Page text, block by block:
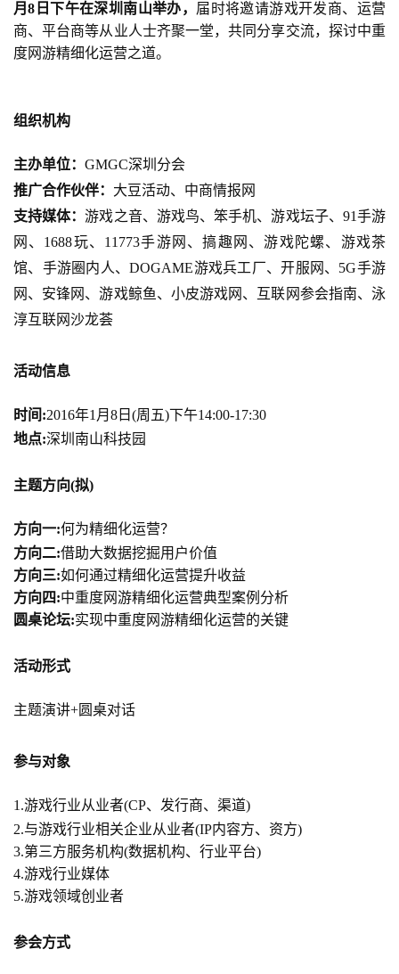
2
0
2
十
三
届
金
茶
奖
7
月
3
日
茶
对
接
会
上
中
中
国
月8日下午在深圳南山举办， 届时将邀请游戏开发商、运营
商、平台商等从业人士齐聚一堂，共同分享交流，探讨中重
度网游精细化运营之道。
组织机构
主办单位： GMGC深圳分会
推广合作伙伴： 大豆活动、中商情报网
支持媒体：游戏之音、游戏鸟、笨手机、游戏坛子、 91手游
网、 1688玩、11773手游网、搞趣网、游戏陀螺、游戏茶
馆、手游圈内人、DOGAME游戏兵工厂、开服网、5G手游
网、安锋网、游戏鲸鱼、小皮游戏网、互联网参会指南、泳
淳互联网沙龙荟
活动信息
时间:2016年1月8日(周五)下午14:00-17:30
地点:深圳南山科技园
主题方向(拟)
方向一:何为精细化运营？
方向二:借助大数据挖掘用户价值
方向三:如何通过精细化运营提升收益
方向四:中重度网游精细化运营典型案例分析
圆桌论坛:实现中重度网游精细化运营的关键
活动形式
主题演讲+圆桌对话
参与对象
1.游戏行业从业者(CP、发行商、渠道)
2.与游戏行业相关企业从业者(IP内容方、资方)
3.第三方服务机构(数据机构、行业平台)
4.游戏行业媒体
5.游戏领域创业者
参会方式